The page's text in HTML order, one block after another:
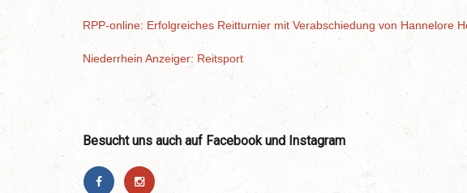
RPP-online: Erfolgreiches Reitturnier mit Verabschiedung von Hannelore
Niederrhein Anzeiger: Reitsport
Besucht uns auch auf Facebook und Instagram